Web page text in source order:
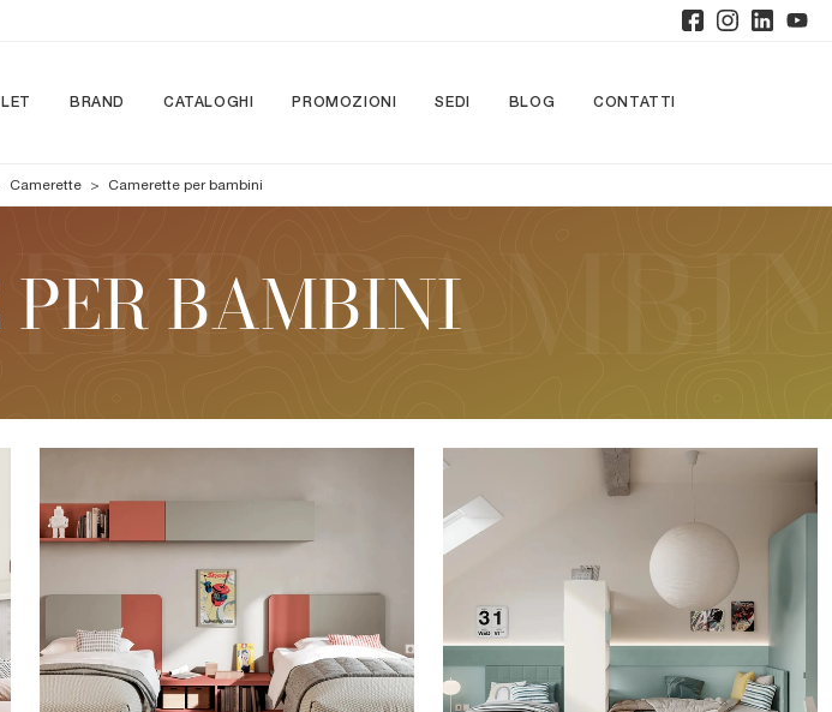
BRAND CATALOGHI PROMOZIONI SEDI BLOG CONTATTI
Camerette > Camerette per bambini
BAMBINI